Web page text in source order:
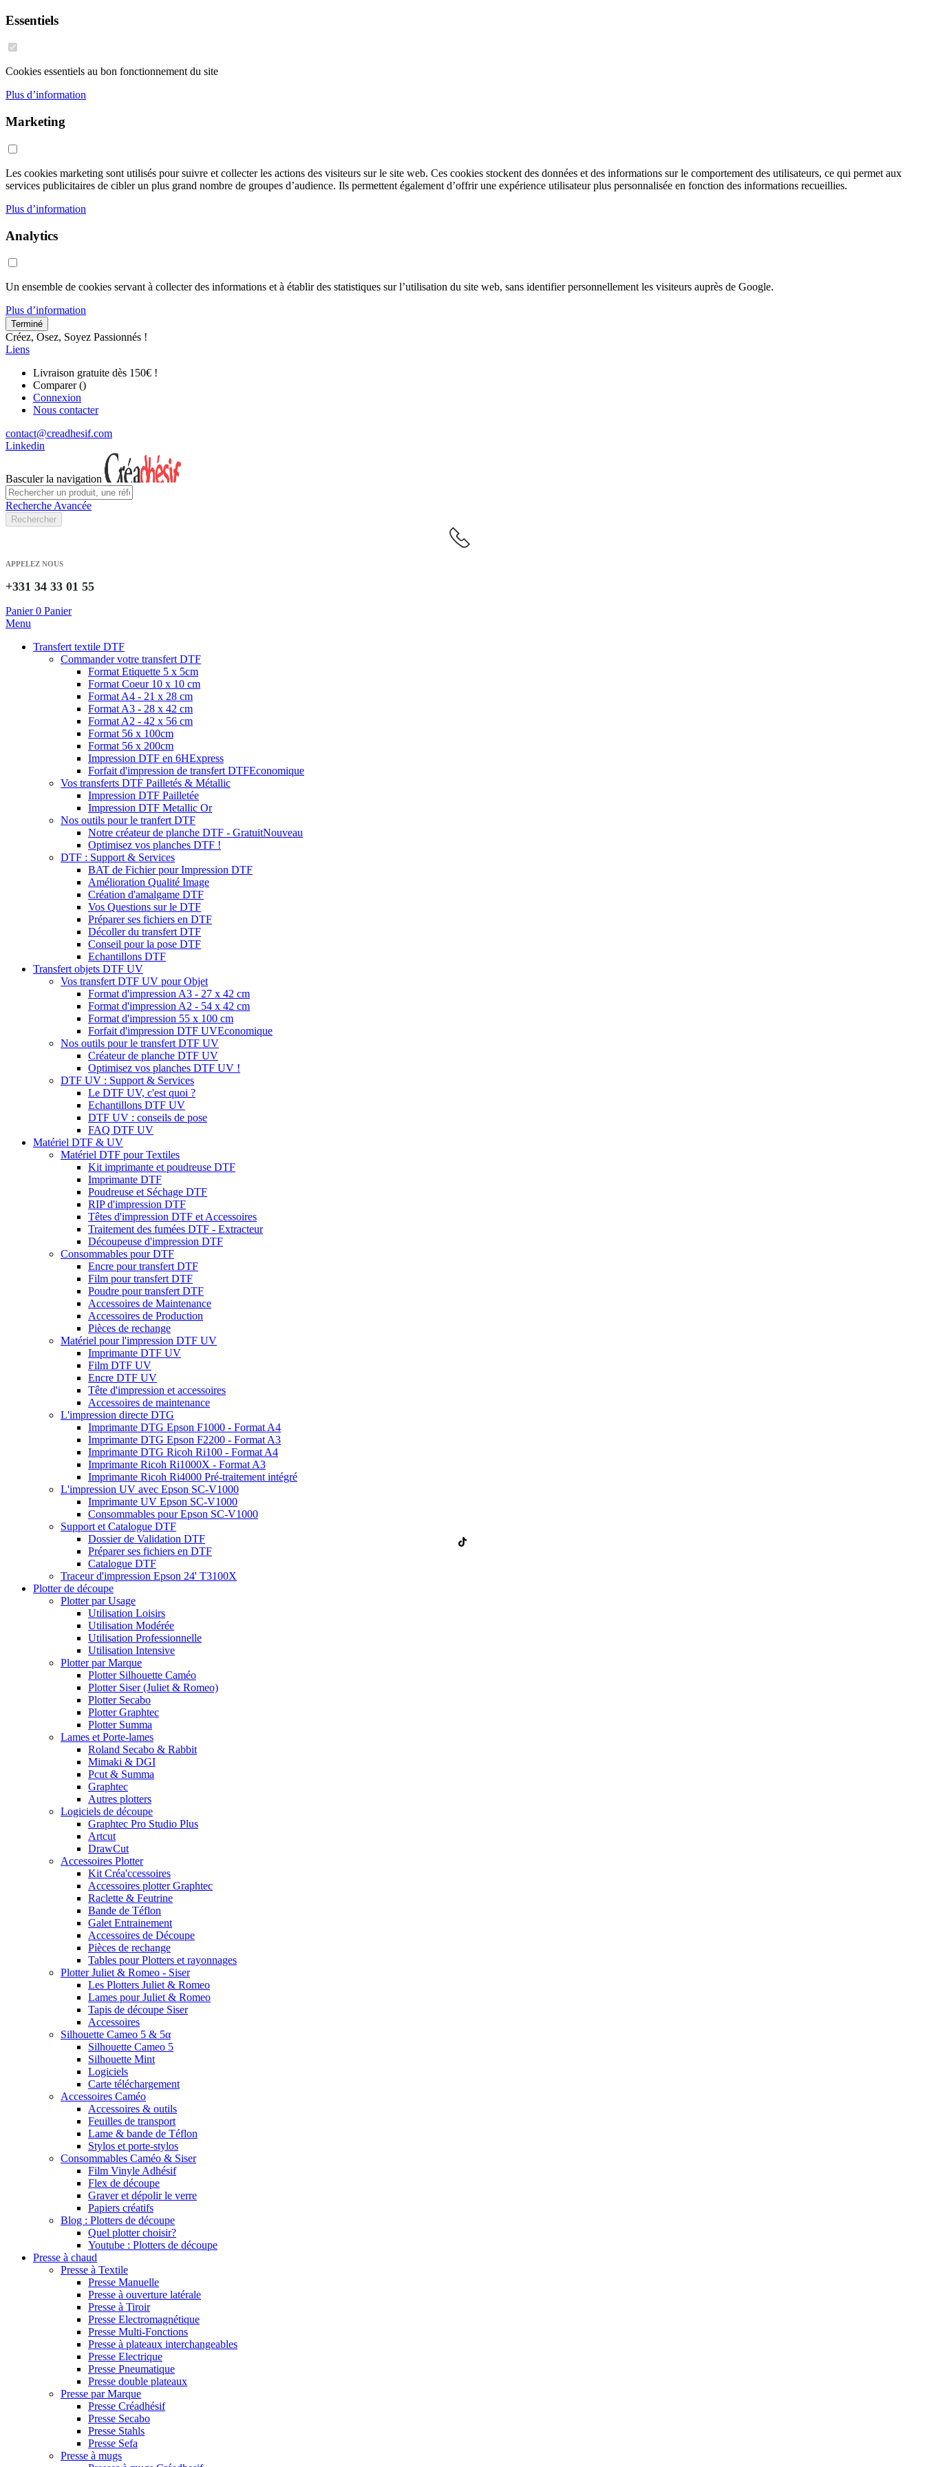
Essentiels
Cookies essentiels au bon fonctionnement du site
Plus d’information
Marketing
Les cookies marketing sont utilisés pour suivre et collecter les actions des visiteurs sur le site web. Ces cookies stockent des données et des informations sur le comportement des utilisateurs, ce qui permet aux
services publicitaires de cibler un plus grand nombre de groupes d’audience. Ils permettent également d’offrir une expérience utilisateur plus personnalisée en fonction des informations recueillies.
Plus d’information
Analytics
Un ensemble de cookies servant à collecter des informations et à établir des statistiques sur l’utilisation du site web, sans identifier personnellement les visiteurs auprès de Google.
Plus d’information
Terminé
Créez, Osez, Soyez Passionnés !
Liens
Livraison gratuite dès 150€ !
Comparer ()
Connexion
Nous contacter
contact@creadhesif.com
Linkedin
Basculer la navigation
Recherche Avancée
Rechercher
APPELEZ NOUS
+331 34 33 01 55
Panier 0 Panier
Menu
Transfert textile DTF
Commander votre transfert DTF
Format Etiquette 5 x 5cm
Format Coeur 10 x 10 cm
Format A4 - 21 x 28 cm
Format A3 - 28 x 42 cm
Format A2 - 42 x 56 cm
Format 56 x 100cm
Format 56 x 200cm
Impression DTF en 6HExpress
Forfait d'impression de transfert DTFEconomique
Vos transferts DTF Pailletés & Métallic
Impression DTF Pailletée
Impression DTF Metallic Or
Nos outils pour le tranfert DTF
Notre créateur de planche DTF - GratuitNouveau
Optimisez vos planches DTF !
DTF : Support & Services
BAT de Fichier pour Impression DTF
Amélioration Qualité Image
Création d'amalgame DTF
Vos Questions sur le DTF
Préparer ses fichiers en DTF
Décoller du transfert DTF
Conseil pour la pose DTF
Echantillons DTF
Transfert objets DTF UV
Vos transfert DTF UV pour Objet
Format d'impression A3 - 27 x 42 cm
Format d'impression A2 - 54 x 42 cm
Format d'impression 55 x 100 cm
Forfait d'impression DTF UVEconomique
Nos outils pour le transfert DTF UV
Créateur de planche DTF UV
Optimisez vos planches DTF UV !
DTF UV : Support & Services
Le DTF UV, c'est quoi ?
Echantillons DTF UV
DTF UV : conseils de pose
FAQ DTF UV
Matériel DTF & UV
Matériel DTF pour Textiles
Kit imprimante et poudreuse DTF
Imprimante DTF
Poudreuse et Séchage DTF
RIP d'impression DTF
Têtes d'impression DTF et Accessoires
Traitement des fumées DTF - Extracteur
Découpeuse d'impression DTF
Consommables pour DTF
Encre pour transfert DTF
Film pour transfert DTF
Poudre pour transfert DTF
Accessoires de Maintenance
Accessoires de Production
Pièces de rechange
Matériel pour l'impression DTF UV
Imprimante DTF UV
Film DTF UV
Encre DTF UV
Tête d'impression et accessoires
Accessoires de maintenance
L'impression directe DTG
Imprimante DTG Epson F1000 - Format A4
Imprimante DTG Epson F2200 - Format A3
Imprimante DTG Ricoh Ri100 - Format A4
Imprimante Ricoh Ri1000X - Format A3
Imprimante Ricoh Ri4000 Pré-traitement intégré
L'impression UV avec Epson SC-V1000
Imprimante UV Epson SC-V1000
Consommables pour Epson SC-V1000
Support et Catalogue DTF
Dossier de Validation DTF
Préparer ses fichiers en DTF
Catalogue DTF
Traceur d'impression Epson 24' T3100X
Plotter de découpe
Plotter par Usage
Utilisation Loisirs
Utilisation Modérée
Utilisation Professionnelle
Utilisation Intensive
Plotter par Marque
Plotter Silhouette Caméo
Plotter Siser (Juliet & Romeo)
Plotter Secabo
Plotter Graphtec
Plotter Summa
Lames et Porte-lames
Roland Secabo & Rabbit
Mimaki & DGI
Pcut & Summa
Graphtec
Autres plotters
Logiciels de découpe
Graphtec Pro Studio Plus
Artcut
DrawCut
Accessoires Plotter
Kit Créa'ccessoires
Accessoires plotter Graphtec
Raclette & Feutrine
Bande de Téflon
Galet Entrainement
Accessoires de Découpe
Pièces de rechange
Tables pour Plotters et rayonnages
Plotter Juliet & Romeo - Siser
Les Plotters Juliet & Romeo
Lames pour Juliet & Romeo
Tapis de découpe Siser
Accessoires
Silhouette Cameo 5 & 5α
Silhouette Cameo 5
Silhouette Mint
Logiciels
Carte téléchargement
Accessoires Caméo
Accessoires & outils
Feuilles de transport
Lame & bande de Téflon
Stylos et porte-stylos
Consommables Caméo & Siser
Film Vinyle Adhésif
Flex de découpe
Graver et dépolir le verre
Papiers créatifs
Blog : Plotters de découpe
Quel plotter choisir?
Youtube : Plotters de découpe
Presse à chaud
Presse à Textile
Presse Manuelle
Presse à ouverture latérale
Presse à Tiroir
Presse Electromagnétique
Presse Multi-Fonctions
Presse à plateaux interchangeables
Presse Electrique
Presse Pneumatique
Presse double plateaux
Presse par Marque
Presse Créadhésif
Presse Secabo
Presse Stahls
Presse Sefa
Presse à mugs